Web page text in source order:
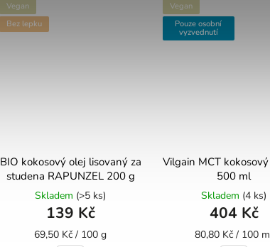
Vegan
Bez lepku
BIO kokosový olej lisovaný za
studena RAPUNZEL 200 g
Skladem (>5 ks)
139 Kč
69,50 Kč / 100 g
Vegan
Pouze osobní
vyzvednutí
Vilgain MCT
500 ml
Skladem (4 ks)
404 Kč
80,80 Kč / 100